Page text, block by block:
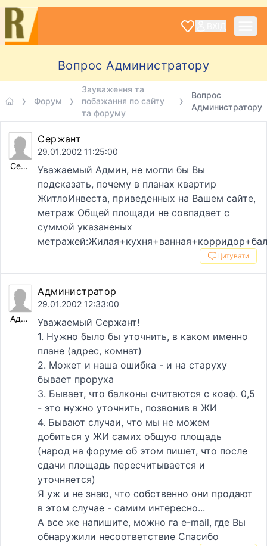
Вопрос Администратору
Форум
Зауваження та
побажання по сайту
та форуму
Вопрос
Администратору
Сержант
Сержант
29.01.2002 11:25:00
Уважаемый Админ, не могли бы Вы
подсказать, почему в планах квартир
ЖитлоИнвеста, приведенных на Вашем сайте,
метраж Общей площади не совпадает с
суммой указаненых
Цитувати
Администратор
Администратор
29.01.2002 12:33:00
Уважаемый Сержант!
1. Нужно было бы уточнить, в каком именно
плане (адрес, комнат)
2. Может и наша ошибка - и на старуху
бывает проруха
3. Бывает, что балконы считаются с коэф. 0,5
- это нужно уточнить, позвонив в ЖИ
4. Бывают случаи, что мы не можем
добиться у ЖИ самих общую площадь
(народ на форуме об этом пишет, что после
сдачи площадь пересчитывается и
уточняется)
Я уж и не знаю, что собственно они продают
в этом случае - самим интересно...
А все же напишите, можно га e-mail, где Вы
обнаружили несоответствие Спасибо